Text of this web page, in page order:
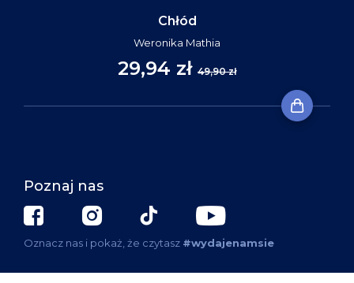
Chłód
Weronika Mathia
29,94 zł 49,90 zł
Poznaj nas
Oznacz nas i pokaż, że czytasz #wydajenamsie